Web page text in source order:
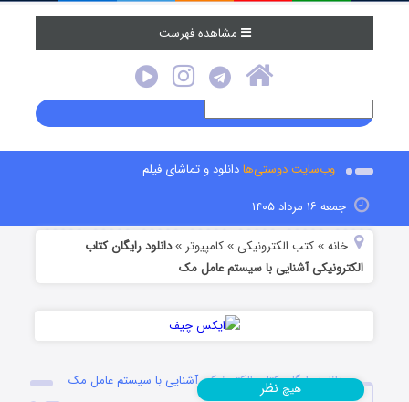
مشاهده فهرست
وب‌سایت دوستی‌هادانلود و تماشای فیلم
جمعه ۱۶ مرداد ۱۴۰۵
خانه »کتب الکترونیکی »کامپیوتر »دانلود رایگان کتاب
الکترونیکی آشنایی با سیستم عامل مک
دانلود رایگان کتاب الکترونیکی آشنایی با سیستم عامل مک
هیچ نظر